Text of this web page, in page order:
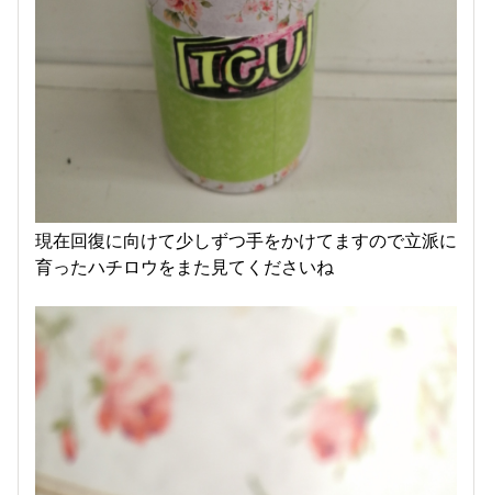
現在回復に向けて少しずつ手をかけてますので立派に
育ったハチロウをまた見てくださいね